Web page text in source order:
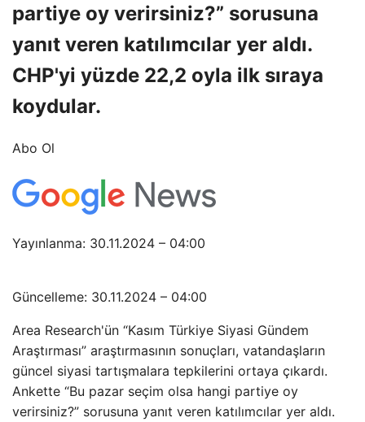
partiye oy verirsiniz?” sorusuna
yanıt veren katılımcılar yer aldı.
CHP'yi yüzde 22,2 oyla ilk sıraya
koydular.
Abo Ol
Yayınlanma: 30.11.2024 – 04:00
Güncelleme: 30.11.2024 – 04:00
Area Research'ün “Kasım Türkiye Siyasi Gündem
Araştırması” araştırmasının sonuçları, vatandaşların
güncel siyasi tartışmalara tepkilerini ortaya çıkardı.
Ankette “Bu pazar seçim olsa hangi partiye oy
verirsiniz?” sorusuna yanıt veren katılımcılar yer aldı.